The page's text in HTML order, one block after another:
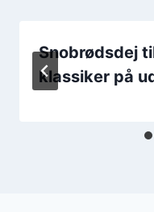
Snobrødsdej
klassiker på